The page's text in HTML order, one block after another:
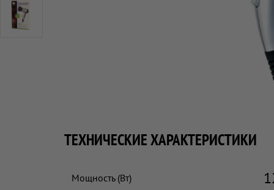
ТЕХНИЧЕСКИЕ ХАРАКТЕРИСТИКИ
Мощность (Вт)